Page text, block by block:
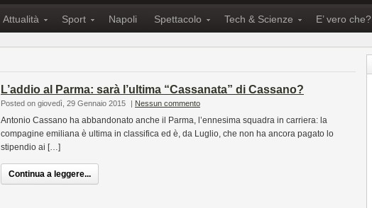
Attualità Sport Napoli Spettacolo Tech & Scienze E’ vero che?
L’addio al Parma: sarà l’ultima “Cassanata” di Cassano?
Posted on giovedì, 29 Gennaio 2015 | Nessun commento
Antonio Cassano ha abbandonato anche il Parma, l’ennesima squadra in carriera: la
compagine emiliana è ultima in classifica ed è, da Luglio, che non ha ancora pagato lo
stipendio ai […]
Continua a leggere...